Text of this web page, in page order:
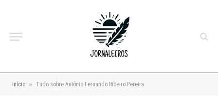
Início » Tudo sobre Antônio Fernando Ribeiro Pereira